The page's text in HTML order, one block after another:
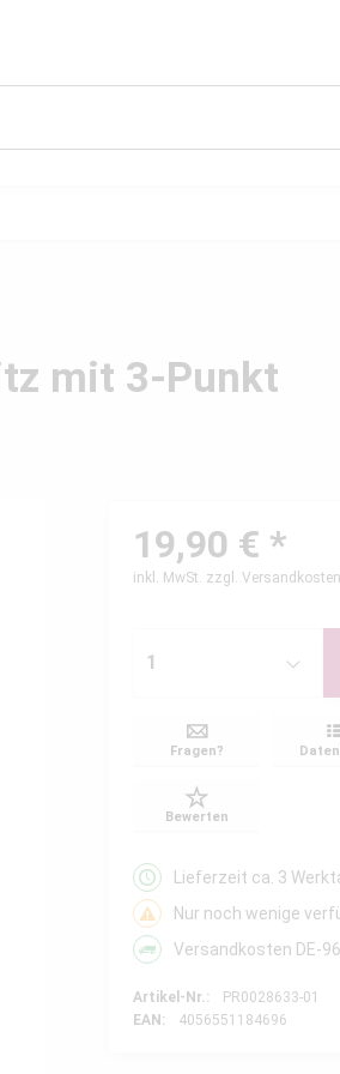
mit 3-Punkt
19,90 € *
inkl. MwSt. zzgl. Versandkosten
Fragen?
Bewerten
Lieferzeit ca. 3
Nur noch wenige
Versandkosten DE-
Artikel-Nr.:
PR0028633-01
EAN:
4056551184696